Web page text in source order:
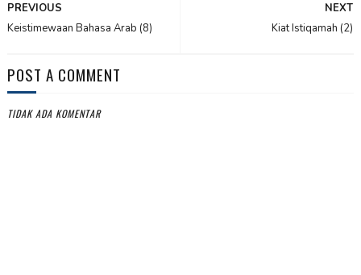
NEXT
Kiat Istiqamah (2)
PREVIOUS
Keistimewaan Bahasa Arab (8)
POST A COMMENT
TIDAK ADA KOMENTAR